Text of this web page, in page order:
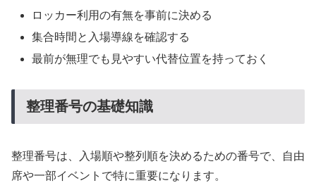
ロッカー利用の有無を事前に決める
集合時間と入場導線を確認する
最前が無理でも見やすい代替位置を持っておく
整理番号の基礎知識
整理番号は、入場順や整列順を決めるための番号で、自由
席や一部イベントで特に重要になります。